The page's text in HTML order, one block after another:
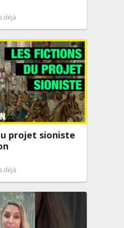
déjà
projet sioniste
déjà